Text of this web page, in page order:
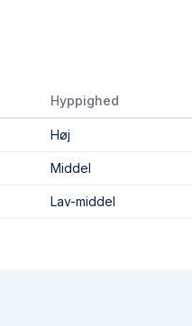
Hyppighed
Høj
Middel
Lav-middel